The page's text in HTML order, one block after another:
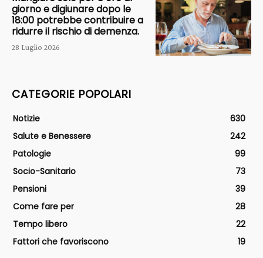
giorno e digiunare dopo le
18:00 potrebbe contribuire a
ridurre il rischio di demenza.
28 Luglio 2026
CATEGORIE POPOLARI
Notizie
630
Salute e Benessere
242
Patologie
99
Socio-Sanitario
73
Pensioni
39
Come fare per
28
Tempo libero
22
Fattori che favoriscono
19